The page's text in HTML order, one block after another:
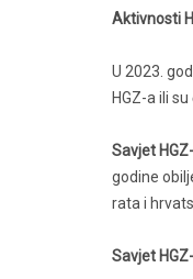
Aktivnosti
U 2023.
HGZ-a ili
Savjet
godine
rata i
Savjet